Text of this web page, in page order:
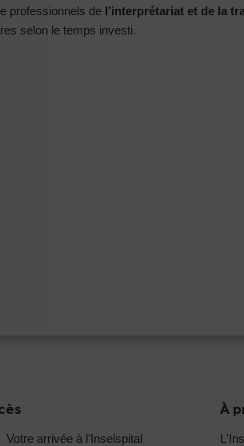
professionnels de l’interprétariat et de la
selon le temps investi.
Votre arrivée à l’Inselspital
À